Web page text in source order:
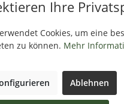
wird mit Tasche
Filter
Ihre
Cookies, um eine
zu können. Mehr
Ablehnen